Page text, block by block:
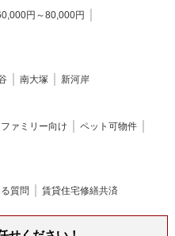
円～80,000円
南大塚 新河岸
ファミリー向け
ペット可物件
質問 賃貸住宅修繕共済